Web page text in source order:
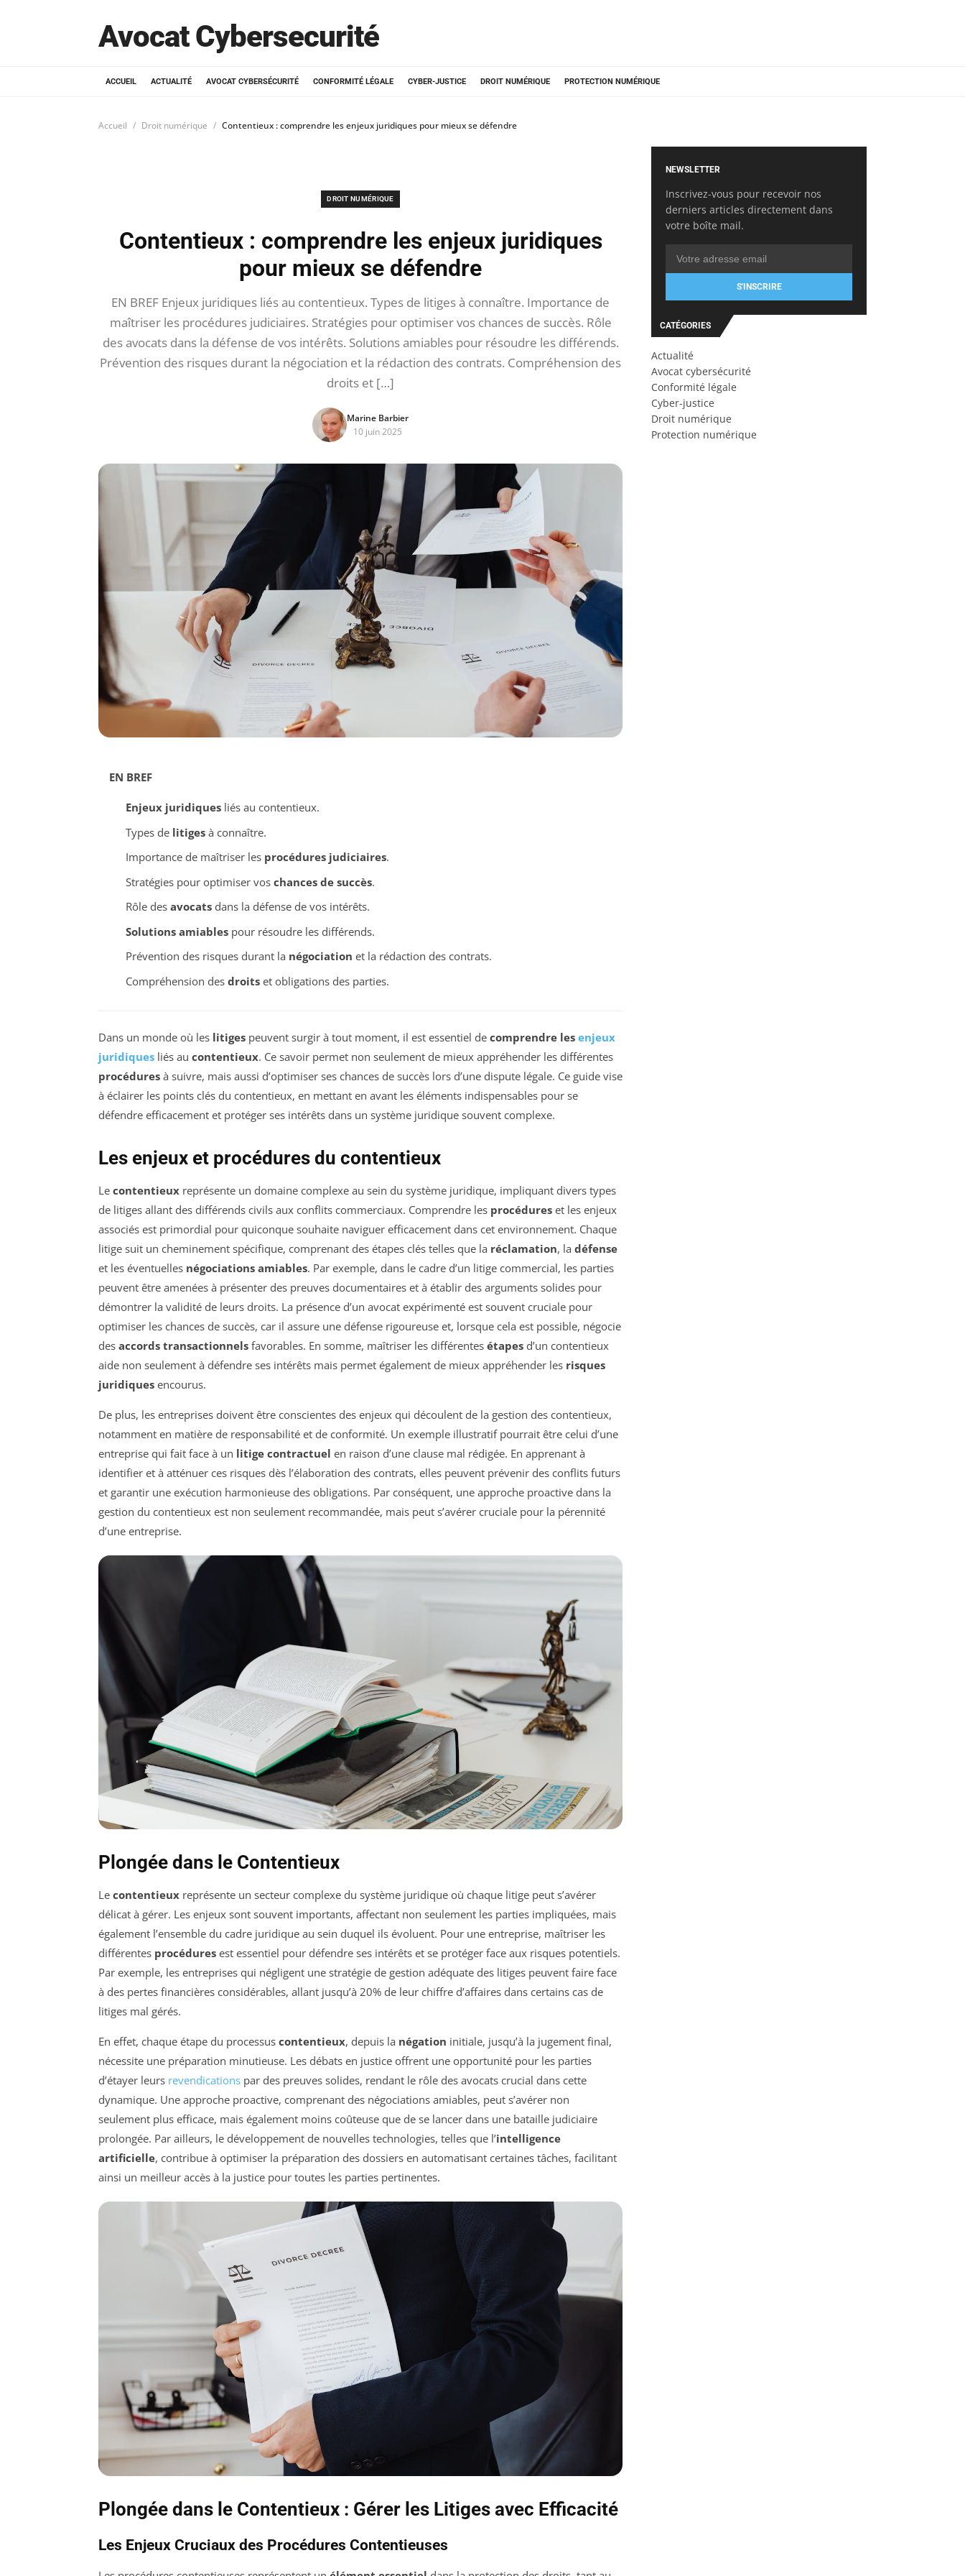
Avocat Cybersecurité
ACCUEIL ACTUALITÉ AVOCAT CYBERSÉCURITÉ CONFORMITÉ LÉGALE CYBER-JUSTICE DROIT NUMÉRIQUE PROTECTION NUMÉRIQUE
Accueil Droit numérique Contentieux : comprendre les enjeux juridiques pour mieux se défendre
DROIT NUMÉRIQUE
Contentieux : comprendre les enjeux juridiques
pour mieux se défendre
EN BREF Enjeux juridiques liés au contentieux. Types de litiges à connaître. Importance de
maîtriser les procédures judiciaires. Stratégies pour optimiser vos chances de succès. Rôle
des avocats dans la défense de vos intérêts. Solutions amiables pour résoudre les différends.
Prévention des risques durant la négociation et la rédaction des contrats. Compréhension des
droits et […]
Marine Barbier
10 juin 2025
EN BREF
Enjeux juridiquesliés au contentieux.
Types de litigesà connaître.
Importance de maîtriser les procédures judiciaires.
Stratégies pour optimiser vos chances de succès.
Rôle des avocatsdans la défense de vos intérêts.
Solutions amiablespour résoudre les différends.
Prévention des risques durant la négociation et la rédaction des contrats.
Compréhension des droitset obligations des parties.
Dans un monde où les litiges peuvent surgir à tout moment, il est essentiel de comprendre les enjeux
juridiques liés au contentieux. Ce savoir permet non seulement de mieux appréhender les différentes
procédures à suivre, mais aussi d’optimiser ses chances de succès lors d’une dispute légale. Ce guide vise
à éclairer les points clés du contentieux, en mettant en avant les éléments indispensables pour se
défendre efficacement et protéger ses intérêts dans un système juridique souvent complexe.
Les enjeux et procédures du contentieux
Le contentieux représente un domaine complexe au sein du système juridique, impliquant divers types
de litiges allant des différends civils aux conflits commerciaux. Comprendre les procédures et les enjeux
associés est primordial pour quiconque souhaite naviguer efficacement dans cet environnement. Chaque
litige suit un cheminement spécifique, comprenant des étapes clés telles que la réclamation, la défense
et les éventuelles négociations amiables. Par exemple, dans le cadre d’un litige commercial, les parties
peuvent être amenées à présenter des preuves documentaires et à établir des arguments solides pour
démontrer la validité de leurs droits. La présence d’un avocat expérimenté est souvent cruciale pour
optimiser les chances de succès, car il assure une défense rigoureuse et, lorsque cela est possible, négocie
des accords transactionnels favorables. En somme, maîtriser les différentes étapes d’un contentieux
aide non seulement à défendre ses intérêts mais permet également de mieux appréhender les risques
juridiques encourus.
De plus, les entreprises doivent être conscientes des enjeux qui découlent de la gestion des contentieux,
notamment en matière de responsabilité et de conformité. Un exemple illustratif pourrait être celui d’une
entreprise qui fait face à un litige contractuel en raison d’une clause mal rédigée. En apprenant à
identifier et à atténuer ces risques dès l’élaboration des contrats, elles peuvent prévenir des conflits futurs
et garantir une exécution harmonieuse des obligations. Par conséquent, une approche proactive dans la
gestion du contentieux est non seulement recommandée, mais peut s’avérer cruciale pour la pérennité
d’une entreprise.
Plongée dans le Contentieux
Le contentieux représente un secteur complexe du système juridique où chaque litige peut s’avérer
délicat à gérer. Les enjeux sont souvent importants, affectant non seulement les parties impliquées, mais
également l’ensemble du cadre juridique au sein duquel ils évoluent. Pour une entreprise, maîtriser les
différentes procédures est essentiel pour défendre ses intérêts et se protéger face aux risques potentiels.
Par exemple, les entreprises qui négligent une stratégie de gestion adéquate des litiges peuvent faire face
à des pertes financières considérables, allant jusqu’à 20% de leur chiffre d’affaires dans certains cas de
litiges mal gérés.
En effet, chaque étape du processus contentieux, depuis la négation initiale, jusqu’à la jugement final,
nécessite une préparation minutieuse. Les débats en justice offrent une opportunité pour les parties
d’étayer leurs revendications par des preuves solides, rendant le rôle des avocats crucial dans cette
dynamique. Une approche proactive, comprenant des négociations amiables, peut s’avérer non
seulement plus efficace, mais également moins coûteuse que de se lancer dans une bataille judiciaire
prolongée. Par ailleurs, le développement de nouvelles technologies, telles que l’intelligence
artificielle, contribue à optimiser la préparation des dossiers en automatisant certaines tâches, facilitant
ainsi un meilleur accès à la justice pour toutes les parties pertinentes.
Plongée dans le Contentieux : Gérer les Litiges avec Efficacité
Les Enjeux Cruciaux des Procédures Contentieuses
NEWSLETTER
Inscrivez-vous pour recevoir nos
derniers articles directement dans
votre boîte mail.
S'INSCRIRE
CATÉGORIES
Actualité
Avocat cybersécurité
Conformité légale
Cyber-justice
Droit numérique
Protection numérique